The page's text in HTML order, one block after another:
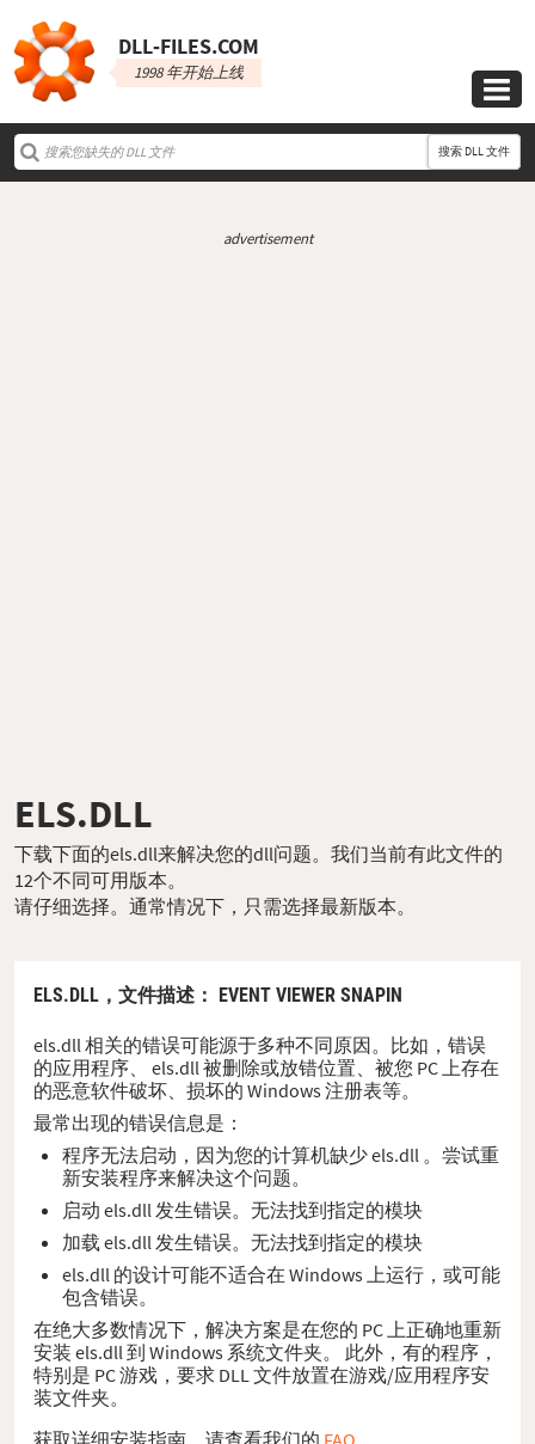
DLL‑FILES.COM
1998 年开始上线

搜索 DLL 文件
advertisement
ELS.DLL
下载下面的els.dll来解决您的dll问题。我们当前有此文件的
12个不同可用版本。
请仔细选择。通常情况下，只需选择最新版本。
ELS.DLL， 文件描述 ： EVENT VIEWER SNAPIN
els.dll 相关的错误可能源于多种不同原因。比如，错误
的应用程序、 els.dll 被删除或放错位置、被您 PC 上存在
的恶意软件破坏、损坏的 Windows 注册表等。
最常出现的错误信息是：
程序无法启动，因为您的计算机缺少 els.dll 。尝试重
新安装程序来解决这个问题。
启动 els.dll 发生错误。无法找到指定的模块
加载 els.dll 发生错误。无法找到指定的模块
els.dll 的设计可能不适合在 Windows 上运行，或可能
包含错误。
在绝大多数情况下，解决方案是在您的 PC 上正确地重新
安装 els.dll 到 Windows 系统文件夹。 此外，有的程序，
特别是 PC 游戏，要求 DLL 文件放置在游戏/应用程序安
装文件夹。
获取详细安装指南，请查看我们的 FAQ 。